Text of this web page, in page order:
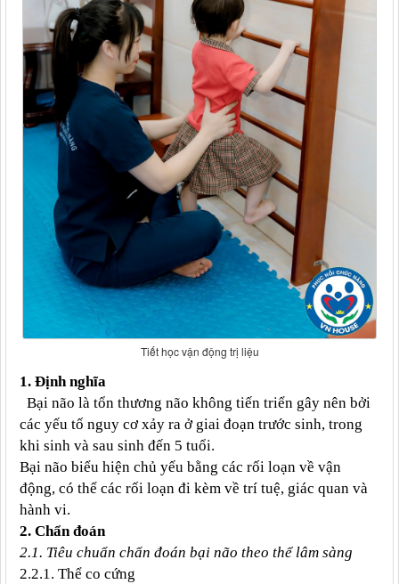
Tiết học vận động trị liệu
1. Định nghĩa
Bại não là tổn thương não không tiến triển gây nên bởi
các yếu tố nguy cơ xảy ra ở giai đoạn trước sinh, trong
khi sinh và sau sinh đến 5 tuổi.
Bại não biểu hiện chủ yếu bằng các rối loạn về vận
động, có thể các rối loạn đi kèm về trí tuệ, giác quan và
hành vi.
2. Chẩn đoán
2.1. Tiêu chuẩn chẩn đoán bại não theo thể lâm sàng
2.2.1. Thể co cứng